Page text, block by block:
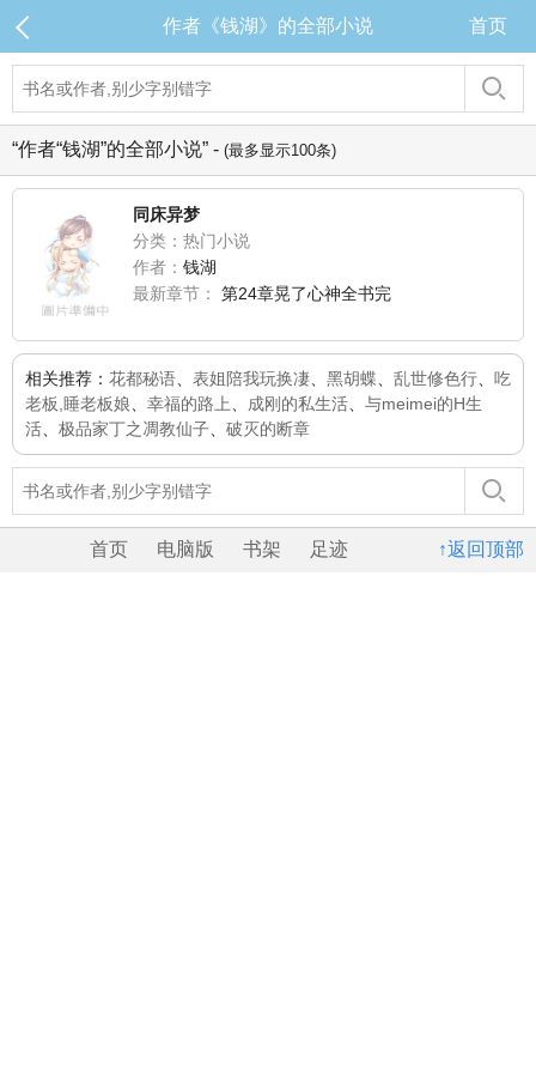
作者《钱湖》的全部小说 首页
“作者“钱湖”的全部小说” - (最多显示100条)
同床异梦
分类：热门小说
作者： 钱湖
最新章节：
第24章晃了心神全书完
相关推荐： 花都秘语 表姐陪我玩换凄 黑胡蝶 乱世修色行
吃
老板,睡老板娘
幸福的路上 成刚的私生活
与meimei的H生
活
极品家丁之凋教仙子 破灭的断章
↑返回顶部
首页 电脑版 书架 足迹